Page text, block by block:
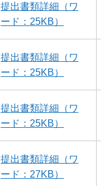
提出書類詳細（ワ
ード：25KB）
提出書類詳細（ワ
ード：25KB）
提出書類詳細（ワ
ード：25KB）
提出書類詳細（ワ
ード：27KB）